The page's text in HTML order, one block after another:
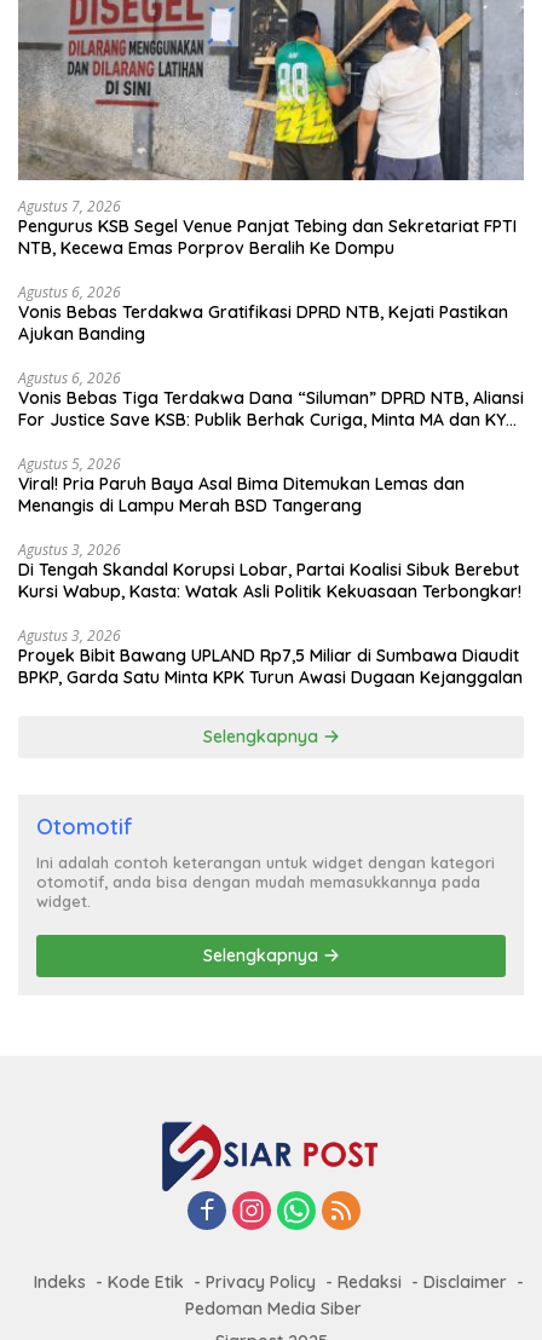
Agustus 7, 2026
Pengurus KSB Segel Venue Panjat Tebing dan Sekretariat FPTI
NTB, Kecewa Emas Porprov Beralih Ke Dompu
Agustus 6, 2026
Vonis Bebas Terdakwa Gratifikasi DPRD NTB, Kejati Pastikan
Ajukan Banding
Agustus 6, 2026
Vonis Bebas Tiga Terdakwa Dana “Siluman” DPRD NTB, Aliansi
For Justice Save KSB: Publik Berhak Curiga, Minta MA dan KY
Agustus 5, 2026
Viral! Pria Paruh Baya Asal Bima Ditemukan Lemas dan
Menangis di Lampu Merah BSD Tangerang
Agustus 3, 2026
Di Tengah Skandal Korupsi Lobar, Partai Koalisi Sibuk Berebut
Kursi Wabup, Kasta: Watak Asli Politik Kekuasaan Terbongkar!
Agustus 3, 2026
Proyek Bibit Bawang UPLAND Rp7,5 Miliar di Sumbawa Diaudit
BPKP, Garda Satu Minta KPK Turun Awasi Dugaan Kejanggalan
Selengkapnya
Otomotif
Ini adalah contoh keterangan untuk widget dengan kategori
otomotif, anda bisa dengan mudah memasukkannya pada
widget.
Selengkapnya
Indeks Kode Etik Privacy Policy Redaksi
Disclaimer
Pedoman Media Siber